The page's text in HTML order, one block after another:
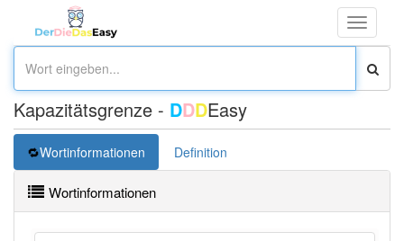
Toggle
Kapazitätsgrenze - DDDEasy
Wortinformationen Definition
Wortinformationen